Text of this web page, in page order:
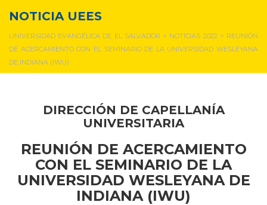
NOTICIA UEES
UNIVERSIDAD EVANGÉLICA DE EL SALVADOR > NOTICIAS 2022> REUNIÓN
DE ACERCAMIENTO CON EL SEMINARIO DE LA UNIVERSIDAD WESLEYANA
DE INDIANA (IWU)
DIRECCIÓN DE CAPELLANÍA
UNIVERSITARIA
REUNIÓN DE ACERCAMIENTO
CON EL SEMINARIO DE LA
UNIVERSIDAD WESLEYANA DE
INDIANA (IWU)